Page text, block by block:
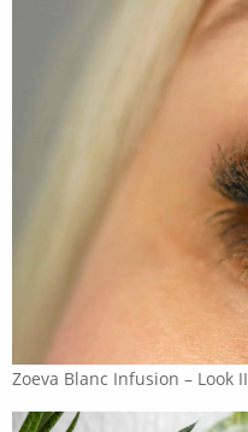
Zoeva Blanc Infusion – Look